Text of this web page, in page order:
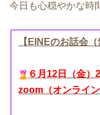
今日も心穏やかな時
【EINEのお話会
６月12日（金）
zoom（オンライン